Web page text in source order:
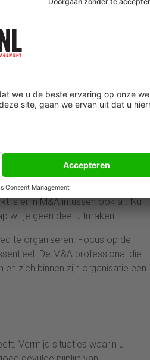
gevallen met bijzondere
professional gevraagd. Het
dealmakers tegen die
is een teamspeler. Hij
Een geslaagde deal is altijd
en C-suite.
fusies en overnames werd
markt voor het kopen van
in stenen is altijd goed’
wel weer. Die aanpak werkte
transacties vaak slecht werden
onderneming, en
is er in M&A intussen ook af. Nu
wil je geen deel uitmaken.
te organiseren. Focus op de
De M&A professional die
zich binnen zijn organisatie een
Vermijd situaties waarin u